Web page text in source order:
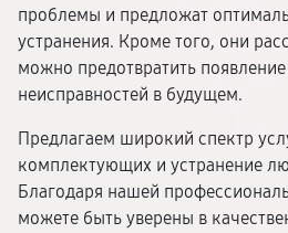
проблемы и предложат
устранения. Кроме того, они
можно предотвратить
неисправностей в будущем.
Предлагаем широкий спектр
комплектующих и устранение
Благодаря нашей
можете быть уверены в